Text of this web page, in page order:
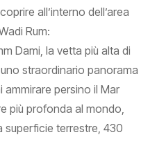
all’interno dell’area
Rum:
Dami, la vetta più alta di
straordinario panorama
ammirare persino il Mar
più profonda al mondo,
superficie terrestre, 430